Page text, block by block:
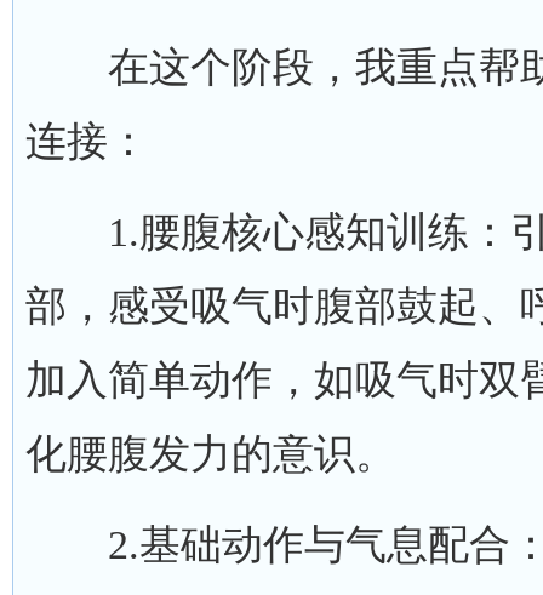
在这个阶段，我重点帮
连接：
1.腰腹核心感知训练：引
部，感受吸气时腹部鼓起、
加入简单动作，如吸气时双
化腰腹发力的意识。
2.基础动作与气息配合